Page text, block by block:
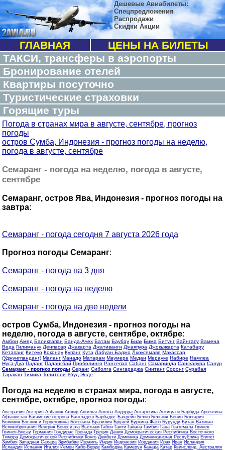
Дешевые Авиабилеты:
Спецпредложения
Распродажи
Скидки Акции
ГЛАВНАЯ
ЦЕНЫ НА БИЛЕТЫ
ТАКСИ, трансферы в аэропорты
Бронирование отелей
Квартиры посуточно
Туристические страховки
Горящие туры
Погода в странах мира в августе, сентябре, прогноз
погоды
остров Сумба, Индонезия - прогноз погоды на неделю,
погода в августе, сентябре
Семаранг - погода на неделю, погода в августе,
сентябре
Семаранг, остров Ява, Индонезия - прогноз погоды на
завтра:
Семаранг - погода сегодня 7 августа 2026 года
Прогноз погоды Семаранг:
Семаранг - погода на 3 дня
Семаранг - погода на неделю
Семаранг - погода на две недели
остров Сумба, Индонезия - прогноз погоды на
неделю, погода в августе, сентябре, октябре:
Амбон Амед Баликпапан Банда-Ачех Батам Баубау Биак Бима Битунг Вайнгапу Вамена
Веда Гилиманук Денпасар Джакарта Джативанги Джаяпура Джокьякарта Катабару
Кетапанг Китеко Коконау Купанг Кута Лабуан Баджо Лхоксемаве Макассар
(Уджунгпанданг) Маланг Манадо Матарам Маумере Медан Мерауке Набире Намлеа
Нуса-Дуа Паданг Падангбай Проболинго Рантепао Сабанг Самаринда Сангкапура Санур
Семаранг - прогноз погоды Серанг Сиболга Сингараджа Синтанг Соронг Сурабая
Таракан Тимика Толитоли Убуд Энде
Погода на неделю в странах мира, погода в августе,
сентябре, октябре, прогноз погоды:
Австралия Австрия Албания Алжир Ангилья Ангола Андорра Антарктика Антигуа и Барбуда Аргентина
Афганистан Багамские острова Бангладеш Барбадос Бахрейн Белиз Бельгия Бенин Болгария
Боливия Босния и Герцеговина Ботсвана Бразилия Бруней Буркина-Фасо Бурунди Бутан Ватикан
Великобритания Венгрия Венесуэла Вьетнам Габон Гаити Гайана Гамбия Гана Гватемала Гвинея
Гвинея-Бисау Германия Гондурас Гренада Греция Дания Демократическая Республика Восточного
Тимора Демократической Республики Конго Джибути Доминика Доминиканская Республика Египет
Замбия Западная Сахара Зимбабве Израиль Индия Индонезия Иордания Ирак Иран Ирландия
Исландия Испания Италия Йемен Кабо-Верде Камбоджа Камерун Канада Катар Квинсленд, Австралия